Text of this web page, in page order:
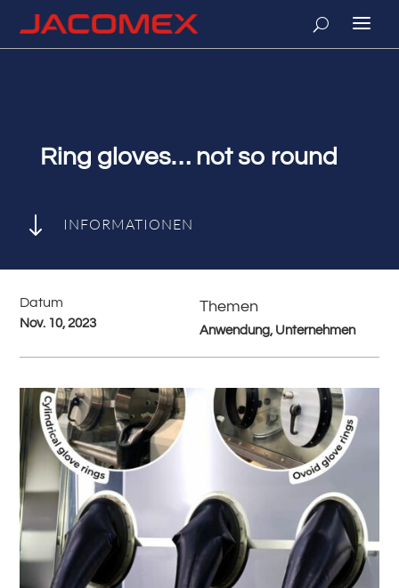
Ring gloves… not so round
" INFORMATIONEN
Datum
Nov. 10, 2023
Themen
Anwendung, Unternehmen
# Zurück zu allen News